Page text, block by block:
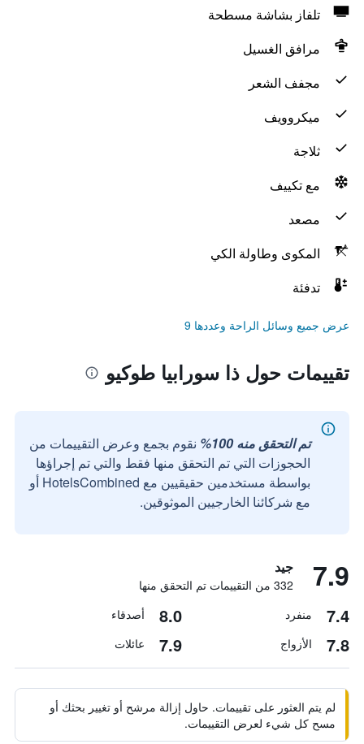
تلفاز بشاشة مسطحة
مرافق الغسيل
مجفف الشعر
ميكروويف
ثلاجة
مع تكييف
مصعد
المكوى وطاولة الكي
تدفئة
عرض جميع وسائل الراحة وعددها 9
تقييمات حول ذا سورابيا طوكيو
تم التحقق منه 100%
نقوم بجمع وعرض التقييمات من
الحجوزات التي تم التحقق منها فقط والتي تم إجراؤها
بواسطة مستخدمين حقيقيين مع HotelsCombined أو
مع شركائنا الخارجيين الموثوقين.
7.9 جيد
332 من التقييمات تم التحقق منها
7.4 منفرد 8.0 أصدقاء
7.8 الأزواج 7.9 عائلات
لم يتم العثور على تقييمات. حاول إزالة مرشح أو تغيير بحثك أو
مسح كل شيء لعرض التقييمات.